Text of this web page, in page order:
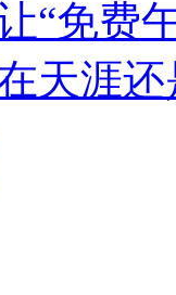
“免费
天涯